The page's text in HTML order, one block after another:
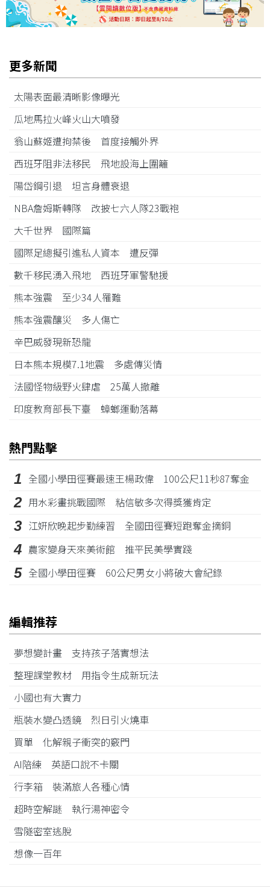
更多新聞
太陽表面最清晰影像曝光
瓜地馬拉火峰火山大噴發
翁山蘇姬遭拘禁後 首度接觸外界
西班牙阻非法移民 飛地設海上圍籬
陽岱鋼引退 坦言身體衰退
NBA詹姆斯轉隊 改披七六人隊23戰袍
大千世界 國際篇
國際足總擬引進私人資本 遭反彈
數千移民湧入飛地 西班牙軍警馳援
熊本強震 至少34人罹難
熊本強震釀災 多人傷亡
辛巴威發現新恐龍
日本熊本規模7.1地震 多處傳災情
法國怪物級野火肆虐 25萬人撤離
印度教育部長下臺 蟑螂運動落幕
熱門點擊
1 全國小學田徑賽最速王楊政偉 100公尺11秒87奪金
2 用水彩畫挑戰國際 粘信敏多次得獎獲肯定
3 江姸欣晚起步勤練習 全國田徑賽短跑奪金摘銅
4 農家變身天來美術館 推平民美學實踐
5 全國小學田徑賽 60公尺男女小將破大會紀錄
編輯推荐
夢想變計畫 支持孩子落實想法
整理課堂教材 用指令生成新玩法
小國也有大實力
瓶裝水變凸透鏡 烈日引火燒車
買單 化解親子衝突的竅門
AI陪練 英語口說不卡關
行李箱 裝滿旅人各種心情
超時空解謎 執行湯神密令
雪隧密室逃脫
想像一百年